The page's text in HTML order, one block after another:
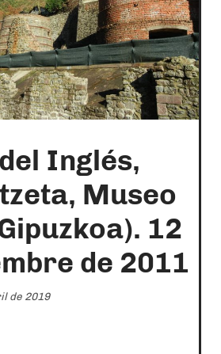
Inglés,
Museo
12
de 2011
de 2019